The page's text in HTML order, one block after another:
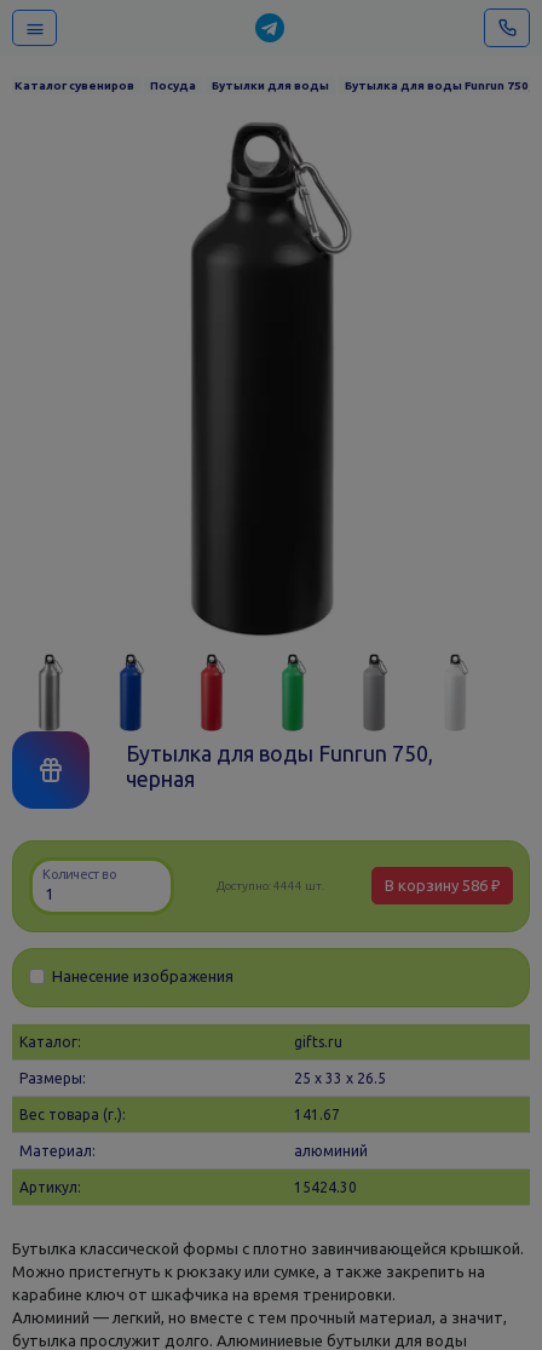
Каталог сувениров Посуда Бутылки для воды Бутылка для воды Funrun 750,
Бутылка для воды Funrun 750,
черная
Количество
Доступно:4444 шт. В корзину 586 ₽
Нанесение изображения
Каталог: gifts.ru
Размеры: 25 х 33 x 26.5
Вес товара (г.): 141.67
Материал: алюминий
Артикул: 15424.30
Бутылка классической формы с плотно завинчивающейся крышкой.
Можно пристегнуть к рюкзаку или сумке, а также закрепить на
карабине ключ от шкафчика на время тренировки.
Алюминий — легкий, но вместе с тем прочный материал, а значит,
бутылка прослужит долго. Алюминиевые бутылки для воды